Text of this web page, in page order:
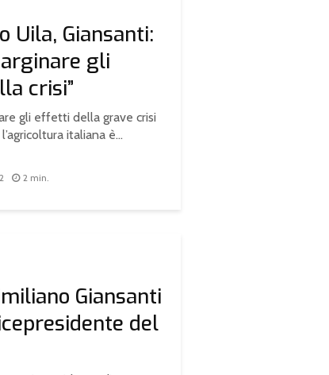
Uila, Giansanti:
gli
crisi”
gli effetti della grave crisi
italiana è...
2 min.
Giansanti
del